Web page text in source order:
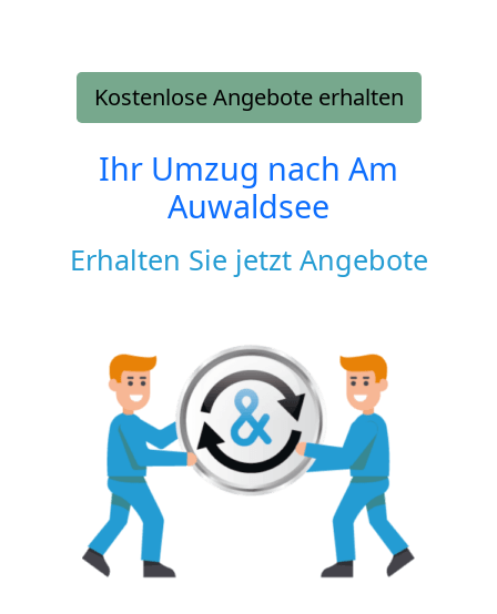
Kostenlose Angebote erhalten
Ihr Umzug nach Am
Auwaldsee
Erhalten Sie jetzt Angebote